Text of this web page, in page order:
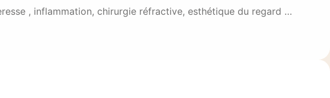
, inflammation, chirurgie réfractive, esthétique du regard …